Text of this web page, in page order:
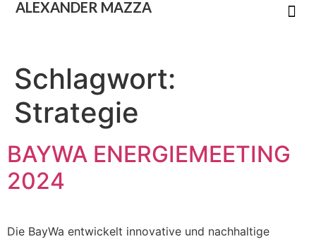
ALEXANDER MAZZA
Schlagwort:
Strategie
BAYWA ENERGIEMEETING
2024
Die BayWa entwickelt innovative und nachhaltige